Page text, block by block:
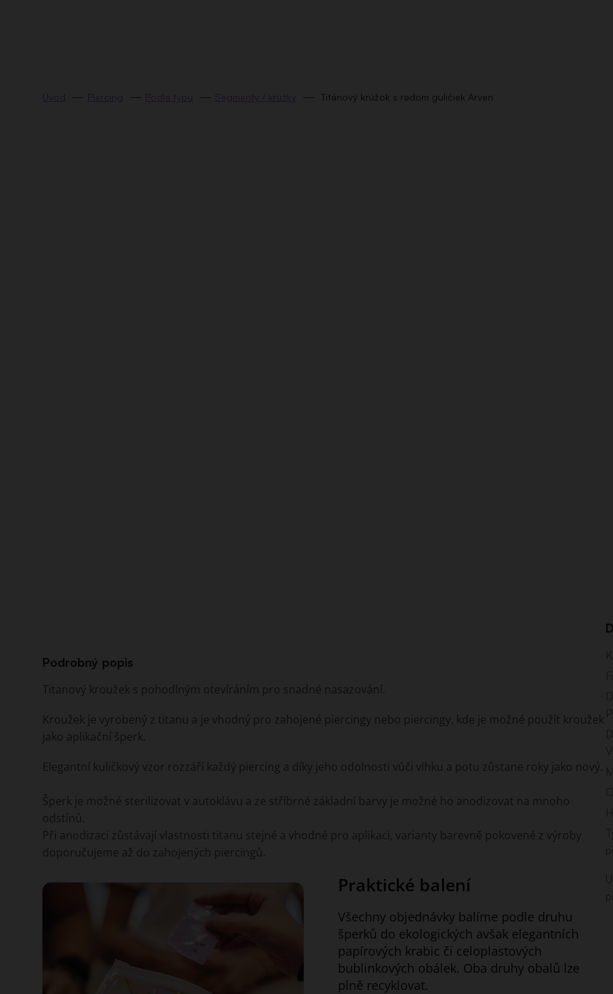
Titánový krúžok s radom guličiek Arven
Podrobný popis
Titanový kroužek s pohodlným otevíráním pro snadné nasazování.
Kroužek je vyrobený z titanu a je vhodný pro zahojené piercingy nebo piercingy, kde je možné použít kroužek
jako aplikační šperk.
Elegantní kuličkový vzor rozzáří každý piercing a díky jeho odolnosti vůči vlhku a potu zůstane roky jako nový.
Šperk je možné sterilizovat v autoklávu a ze stříbrné základní barvy je možné ho anodizovat na mnoho
odstínů.
Při anodizaci zůstávají vlastnosti titanu stejné a vhodné pro aplikaci, varianty barevně pokovené z výroby
doporučujeme až do zahojených piercingů.
Praktické balení
Všechny objednávky balíme podle druhu
šperků do ekologických avšak elegantních
papírových krabic či celoplastových
bublinkových obálek. Oba druhy obalů lze
plně recyklovat.